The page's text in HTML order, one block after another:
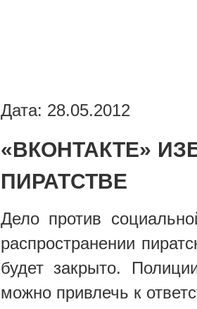
Дата: 28.05.2012
«ВКОНТАКТЕ»
ПИРАТСТВЕ
Дело против
распространении
будет закрыто.
можно привлечь к